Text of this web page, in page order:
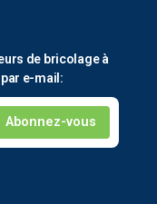
de bricolage à
e-mail: